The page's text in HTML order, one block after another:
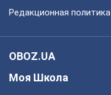
Редакционная политика
OBOZ.UA
Моя Школа